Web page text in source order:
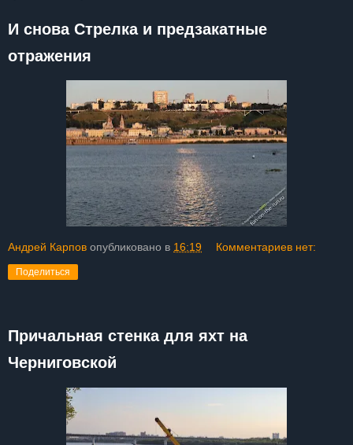
И снова Стрелка и предзакатные
отражения
Андрей Карпов опубликовано в 16:19 Комментариев нет:
Поделиться
Причальная стенка для яхт на
Черниговской